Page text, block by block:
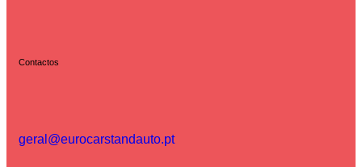
Contactos
geral@eurocarstandauto.pt